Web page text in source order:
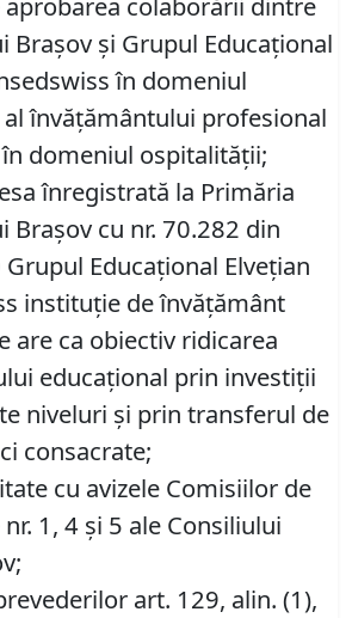
Braşov şi Grupul Educaţional
în domeniul
învăţământului profesional
domeniul ospitalităţii;
înregistrată la Primăria
Braşov cu nr. 70.282 din
Educaţional Elveţian
instituţie de învăţământ
are ca obiectiv ridicarea
educaţional prin investiţii
niveluri şi prin transferul de
consacrate;
cu avizele Comisiilor de
1, 4 și 5 ale Consiliului
art. 129, alin. (1),